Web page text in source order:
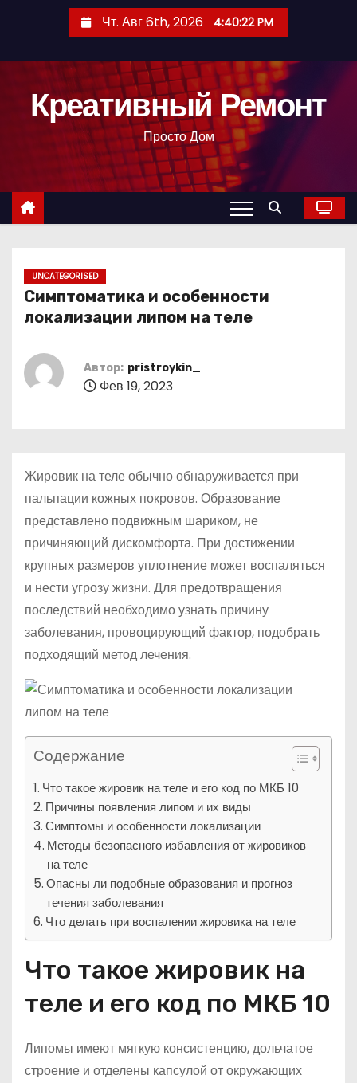
с
Чт. Авг 6th, 2026 4:40:23 PM
Креативный Ремонт
Просто Дом
UNCATEGORISED
Симптоматика и особенности
локализации липом на теле
Автор: pristroykin_
Фев 19, 2023
Жировик на теле обычно обнаруживается при
пальпации кожных покровов. Образование
представлено подвижным шариком, не
причиняющий дискомфорта. При достижении
крупных размеров уплотнение может воспаляться
и нести угрозу жизни. Для предотвращения
последствий необходимо узнать причину
заболевания, провоцирующий фактор, подобрать
подходящий метод лечения.
Содержание
Что такое жировик на теле и его код по МКБ 10
Причины появления липом и их виды
Симптомы и особенности локализации
Методы безопасного избавления от жировиков
на теле
Опасны ли подобные образования и прогноз
течения заболевания
Что делать при воспалении жировика на теле
Что такое жировик на
теле и его код по МКБ 10
Липомы имеют мягкую консистенцию, дольчатое
строение и отделены капсулой от окружающих